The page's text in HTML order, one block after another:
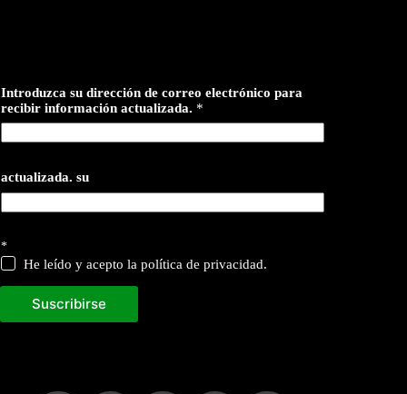
Introduzca su dirección de correo electrónico para
recibir información actualizada. *
actualizada. su
*
He leído y acepto la política de privacidad.
Suscribirse